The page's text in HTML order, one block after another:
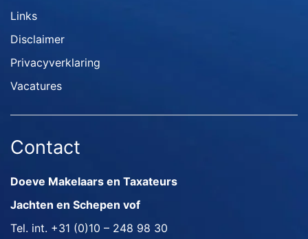
Links
Disclaimer
Privacyverklaring
Vacatures
Contact
Doeve Makelaars en Taxateurs
Jachten en Schepen vof
Tel. int. +31 (0)10 – 248 98 30